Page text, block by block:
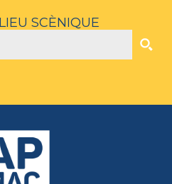
SCÈNIQUE